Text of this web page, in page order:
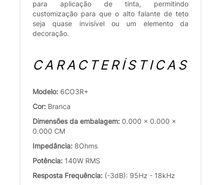
para aplicação de tinta, permitindo
customização para que o alto falante de teto
seja quase invisível ou um elemento da
decoração.
CARACTERÍSTICAS
Modelo: 6CO3R+
Cor: Branca
Dimensões da embalagem: 0.000 x 0.000 x
0.000 CM
Impedância: 8Ohms
Potência: 140W RMS
Resposta Frequência: (-3dB): 95Hz - 18kHz